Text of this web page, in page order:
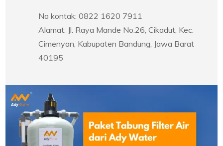
No kontak: 0822 1620 7911
Alamat: Jl. Raya Mande No.26, Cikadut, Kec.
Cimenyan, Kabupaten Bandung, Jawa Barat
40195